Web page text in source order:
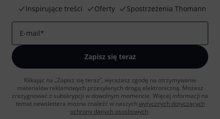
Inspirujące treści
Oferty Spostrzeżenia Thomann
E-mail*
Zapisz się teraz
Klikając na „Zapisz się teraz”, wyrażasz zgodę na otrzymywanie
materialów reklamowych przesyłanych drogą elektroniczną. Możesz
zrezygnować z subskrypcji w dowolnym momencie. Więcej informacji na
temat newslettera można znaleźć w naszych wytycznych dotyczących
ochrony danych ososbowych.